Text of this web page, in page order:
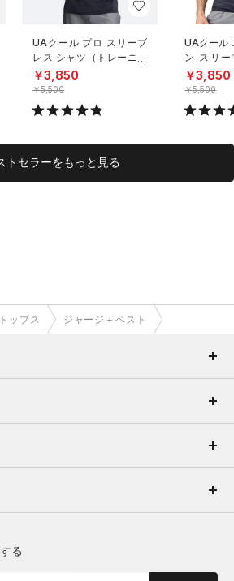
UAクール プロ スリーブ
レス シャツ（トレーニン
グ/MEN）
￥3,850
￥5,500
UAクール
ン スリ
（トレー
￥3,850
￥5,500
トセラーをもっと見る
トップス ジャージ＋ベスト
る